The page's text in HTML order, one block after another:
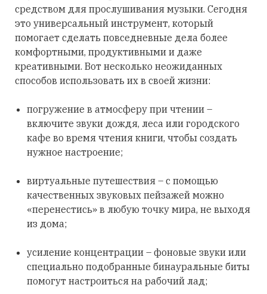
средством для прослушивания музыки. Сегодня
это универсальный инструмент, который
помогает сделать повседневные дела более
комфортными, продуктивными и даже
креативными. Вот несколько неожиданных
способов использовать их в своей жизни:
погружение в атмосферу при чтении –
включите звуки дождя, леса или городского
кафе во время чтения книги, чтобы создать
нужное настроение;
виртуальные путешествия – с помощью
качественных звуковых пейзажей можно
«перенестись» в любую точку мира, не выходя
из дома;
усиление концентрации – фоновые звуки или
специально подобранные бинауральные биты
помогут настроиться на рабочий лад;